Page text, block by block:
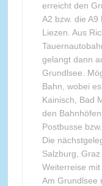
erreicht den
A2 bzw. die
Liezen. Aus
gelangt dann
Grundlsee.
Bahn, wobei
Kainisch, Bad
den
Postbusse
Die
Salzburg,
Weiterreise mit
Am Grundlsee